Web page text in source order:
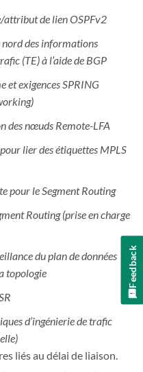
attribut de lien OSPFv2
des informations
(TE) à l’aide de BGP
et exigences SPRING
des nœuds Remote-LFA
lier des étiquettes MPLS
pour le Segment Routing
Routing (prise en charge
du plan de données
topologie
d’ingénierie de trafic
liés au délai de liaison.
Feedback